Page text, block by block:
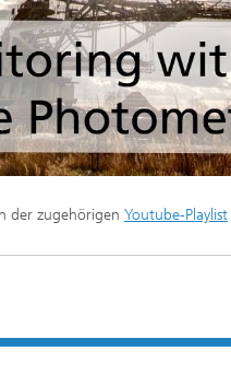
der zugehörigen Youtube-Playlist